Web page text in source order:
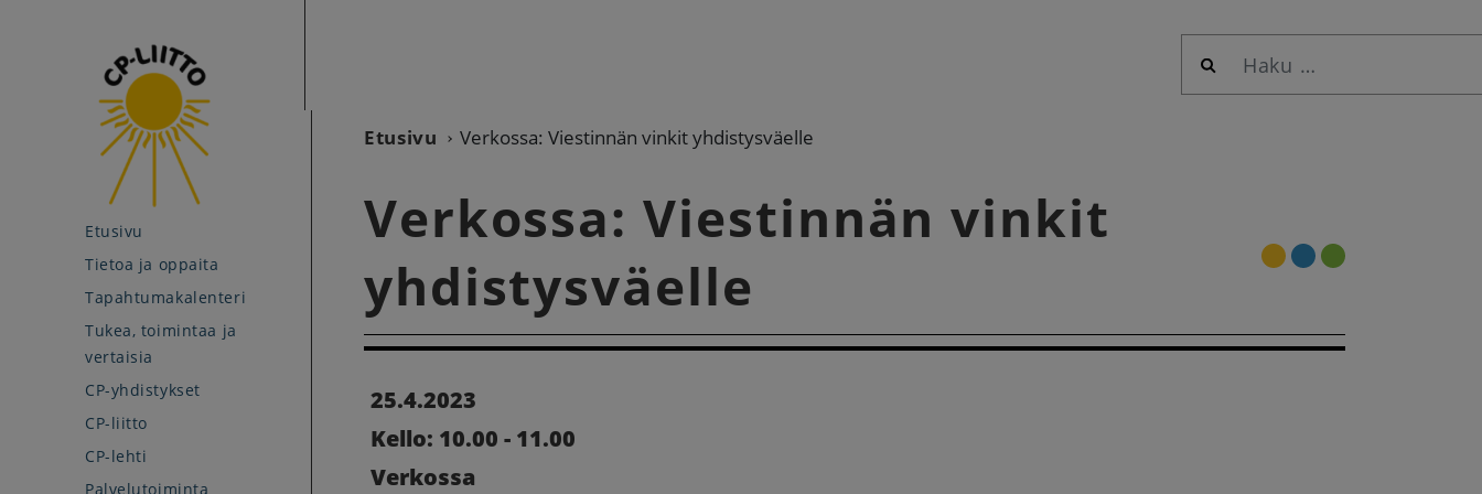
Etusivu
Tietoa ja oppaita
Tapahtumakalenteri
Tukea, toimintaa ja
vertaisia
CP-yhdistykset
CP-liitto
CP-lehti
Palvelutoiminta
Etusivu Verkossa: Viestinnän vinkit yhdistysväelle
Verkossa: Viestinnän vinkit
yhdistysväelle
25.4.2023
Kello: 10.00 - 11.00
Verkossa